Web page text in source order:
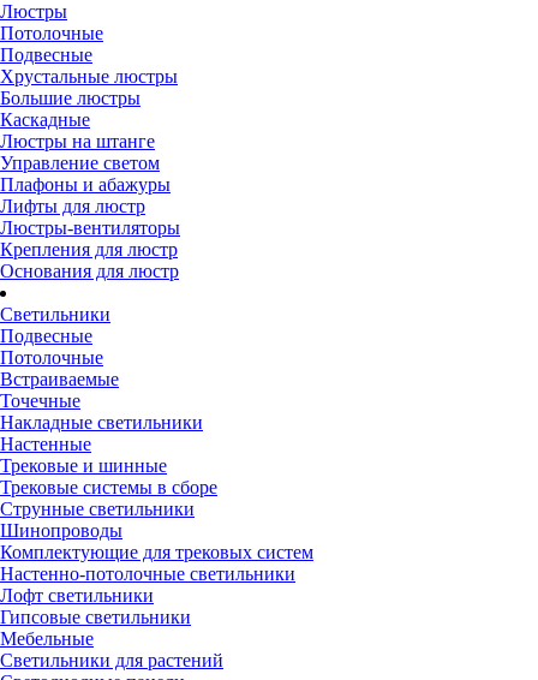
Люстры
Потолочные
Подвесные
Хрустальные люстры
Большие люстры
Каскадные
Люстры на штанге
Управление светом
Плафоны и абажуры
Лифты для люстр
Люстры-вентиляторы
Крепления для люстр
Основания для люстр
Светильники
Подвесные
Потолочные
Встраиваемые
Точечные
Накладные светильники
Настенные
Трековые и шинные
Трековые системы в сборе
Струнные светильники
Шинопроводы
Комплектующие для трековых систем
Настенно-потолочные светильники
Лофт светильники
Гипсовые светильники
Мебельные
Светильники для растений